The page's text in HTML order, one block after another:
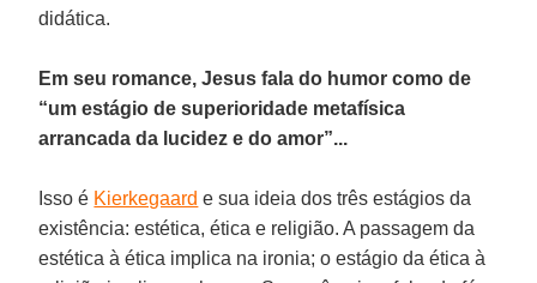
didática.
Em seu romance, Jesus fala do humor como de
“um estágio de superioridade metafísica
arrancada da lucidez e do amor”...
Isso é Kierkegaard e sua ideia dos três estágios da
existência: estética, ética e religião. A passagem da
estética à ética implica na ironia; o estágio da ética à